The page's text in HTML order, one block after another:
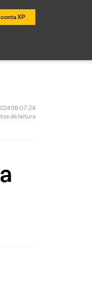
XP
09:07:24
de leitura